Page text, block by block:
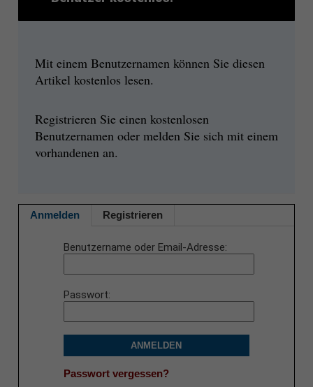
Mit einem Benutzernamen können Sie diesen
Artikel kostenlos lesen.
Registrieren Sie einen kostenlosen
Benutzernamen oder melden Sie sich mit einem
vorhandenen an.
Anmelden Registrieren
Benutzername oder Email-Adresse
Passwort
ANMELDEN
Passwort vergessen?